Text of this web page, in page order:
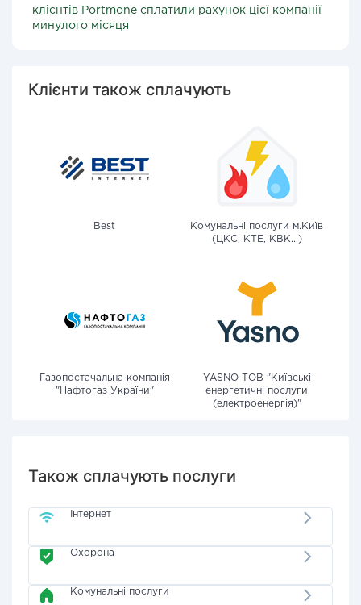
клієнтів Portmone сплатили рахунок цієї компанії
минулого місяця
Клієнти також сплачують
Best
Комунальні послуги м.Київ
(ЦКС, КТЕ, КВК...)
Газопостачальна компанія
"Нафтогаз України"
YASNO ТОВ "Київські
енергетичні послуги
(електроенергія)"
Також сплачують послуги
Інтернет
Охорона
Комунальні послуги